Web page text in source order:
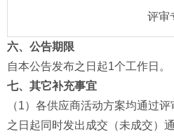
评审
六、公告期限
自本公告发布之日起1个工作日。
七、其它补充事宜
（1）各供应商活动方案均通过
之日起同时发出成交（未成交）